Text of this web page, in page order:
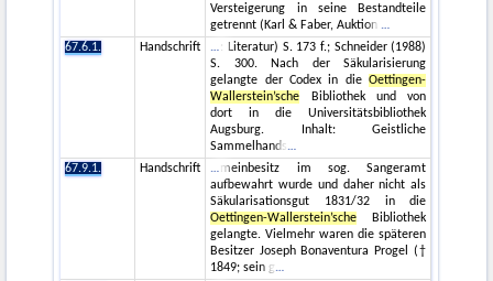
Versteigerung in seine Bestandteile
getrennt (Karl & Faber, Auktion
67.6.1.
Handschrift
: Literatur) S. 173 f.; Schneider (1988)
S. 300. Nach der Säkularisierung
gelangte der Codex in dieOettingen-
Wallerstein’sche Bibliothek und von
dort in die Universitätsbibliothek
Augsburg. Inhalt: Geistliche
Sammelhands
67.9.1.
Handschrift
meinbesitz im sog. Sangeramt
aufbewahrt wurde und daher nicht als
Säkularisationsgut 1831/32 in die
Oettingen-Wallerstein’sche Bibliothek
gelangte. Vielmehr waren die späteren
Besitzer Joseph Bonaventura Progel (†
1849; sein g